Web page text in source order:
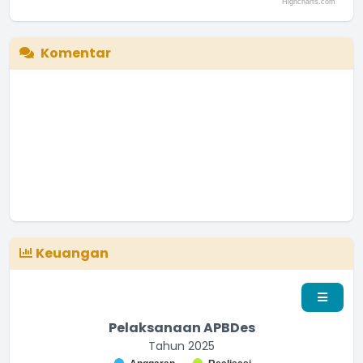
Highcharts.com
Komentar
Keuangan
Pelaksanaan APBDes
Tahun 2025